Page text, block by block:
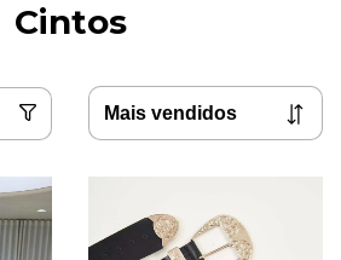
Cintos